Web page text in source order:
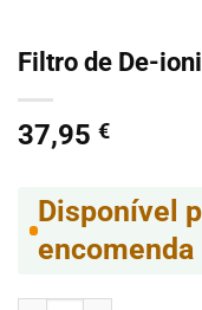
Filtro de De-
37,95 €
Disponível
encomenda